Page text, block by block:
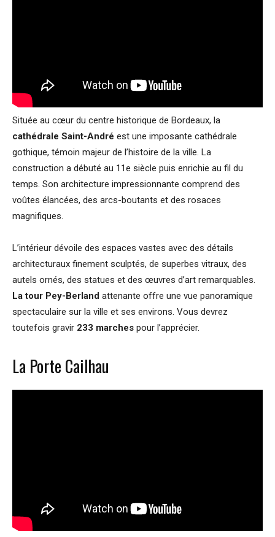
Située au cœur du centre historique de Bordeaux, la
cathédrale Saint-André est une imposante cathédrale
gothique, témoin majeur de l’histoire de la ville. La
construction a débuté au 11e siècle puis enrichie au fil du
temps. Son architecture impressionnante comprend des
voûtes élancées, des arcs-boutants et des rosaces
magnifiques.
L’intérieur dévoile des espaces vastes avec des détails
architecturaux finement sculptés, de superbes vitraux, des
autels ornés, des statues et des œuvres d’art remarquables.
La tour Pey-Berland attenante offre une vue panoramique
spectaculaire sur la ville et ses environs. Vous devrez
toutefois gravir 233 marches pour l’apprécier.
La Porte Cailhau